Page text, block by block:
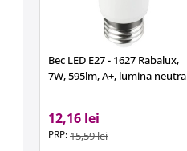
Bec LED E27 - 1627 Rabalux,
7W, 595lm, A+, lumina neutra
12,16 lei
PRP:15,59 lei